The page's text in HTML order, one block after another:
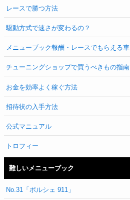
レースで勝つ方法
駆動方式で速さが変わるの？
メニューブック報酬・レースでもらえる車
チューニングショップで買うべきもの指南
お金を効率よく稼ぐ方法
招待状の入手方法
公式マニュアル
トロフィー
難しいメニューブック
No.31「ポルシェ 911」